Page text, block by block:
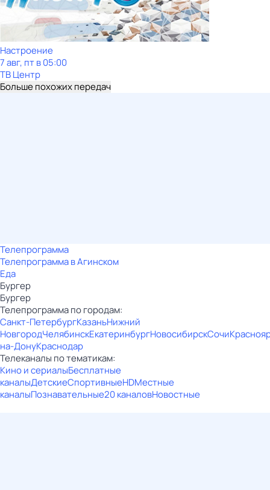
Настроение
7 авг, пт в 05:00
ТВ Центр
Больше похожих передач
Телепрограмма
Телепрограмма в Агинском
Еда
Бургер
Бургер
Телепрограмма по городам:
Санкт-ПетербургКазаньНижний
НовгородЧелябинскЕкатеринбургНовосибирскСочи
на-ДонуКраснодар
Телеканалы по тематикам:
Кино и сериалыБесплатные
каналыДетскиеСпортивныеHDМестные
каналыПознавательные20 каналовНовостные